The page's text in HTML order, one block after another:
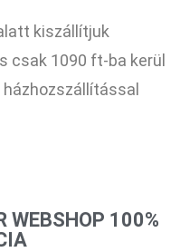
kiszállítjuk
csak 1090 ft-ba kerül
WEBSHOP 100%